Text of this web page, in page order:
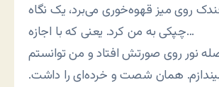
روی میز قهوه‌خوری می‌برد، یک نگاه
چپکی به من کرد. یعنی که با اجازه…
نور روی صورتش افتاد و من توانستم
همان شصت و خرده‌ای را داشت.